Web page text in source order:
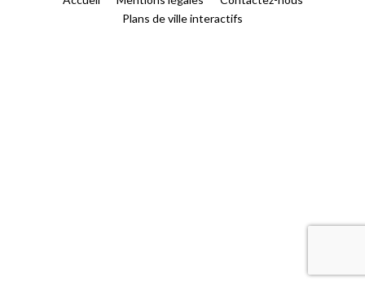
Plans de ville interactifs